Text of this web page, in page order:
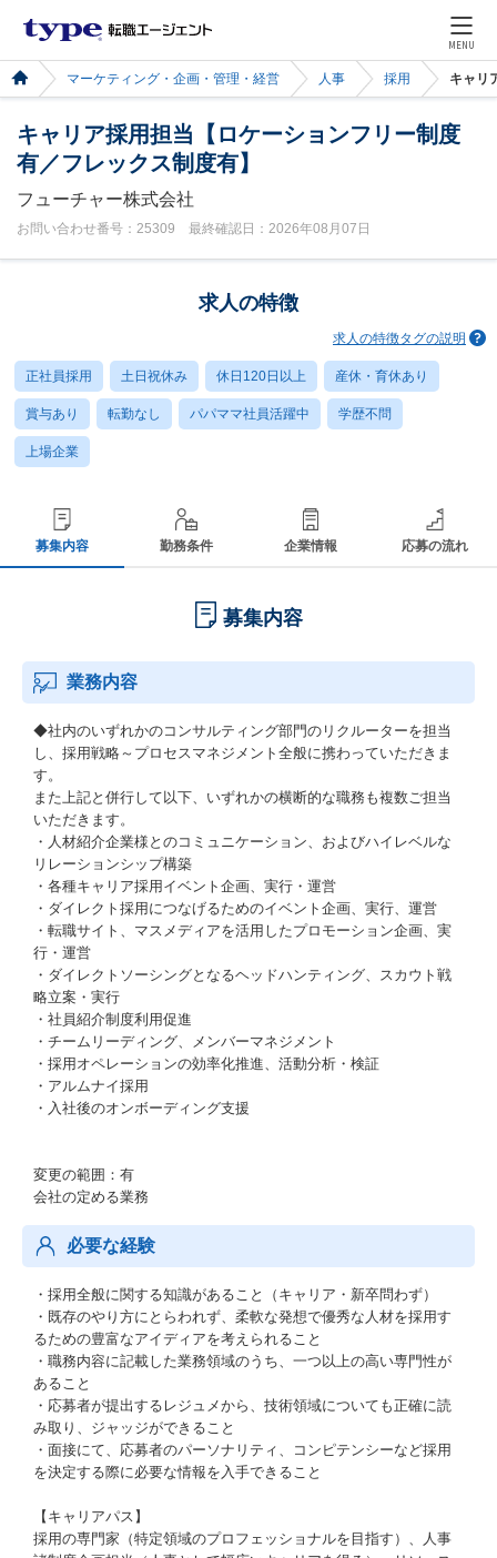
MENU
マーケティング・企画・管理・経営 人事 採用 キャリ
キャリア採用担当【ロケーションフリー制度
有／フレックス制度有】
フューチャー株式会社
お問い合わせ番号：25309 最終確認日：2026年08月07日
求人の特徴
求人の特徴タグの説明
正社員採用 土日祝休み 休日120日以上 産休・育休あり
賞与あり 転勤なし パパママ社員活躍中 学歴不問
上場企業
募集内容 勤務条件 企業情報 応募の流れ
募集内容
業務内容
◆社内のいずれかのコンサルティング部門のリクルーターを担当
し、採用戦略～プロセスマネジメント全般に携わっていただきま
す。
また上記と併行して以下、いずれかの横断的な職務も複数ご担当
いただきます。
・人材紹介企業様とのコミュニケーション、およびハイレベルな
リレーションシップ構築
・各種キャリア採用イベント企画、実行・運営
・ダイレクト採用につなげるためのイベント企画、実行、運営
・転職サイト、マスメディアを活用したプロモーション企画、実
行・運営
・ダイレクトソーシングとなるヘッドハンティング、スカウト戦
略立案・実行
・社員紹介制度利用促進
・チームリーディング、メンバーマネジメント
・採用オペレーションの効率化推進、活動分析・検証
・アルムナイ採用
・入社後のオンボーディング支援
変更の範囲：有
会社の定める業務
必要な経験
・採用全般に関する知識があること（キャリア・新卒問わず）
・既存のやり方にとらわれず、柔軟な発想で優秀な人材を採用す
るための豊富なアイディアを考えられること
・職務内容に記載した業務領域のうち、一つ以上の高い専門性が
あること
・応募者が提出するレジュメから、技術領域についても正確に読
み取り、ジャッジができること
・面接にて、応募者のパーソナリティ、コンピテンシーなど採用
を決定する際に必要な情報を入手できること
【キャリアパス】
採用の専門家（特定領域のプロフェッショナルを目指す）、人事